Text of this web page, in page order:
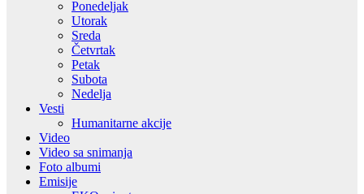
Ponedeljak
Utorak
Sreda
Četvrtak
Petak
Subota
Nedelja
Vesti
Humanitarne akcije
Video
Video sa snimanja
Foto albumi
Emisije